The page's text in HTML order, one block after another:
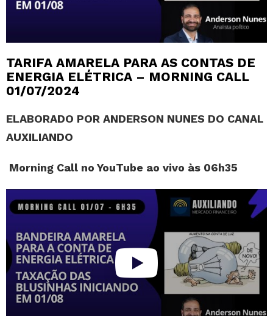
TARIFA AMARELA PARA AS CONTAS DE
ENERGIA ELÉTRICA – MORNING CALL
01/07/2024
ELABORADO POR ANDERSON NUNES DO CANAL
AUXILIANDO
Morning Call no YouTube ao vivo às 06h35